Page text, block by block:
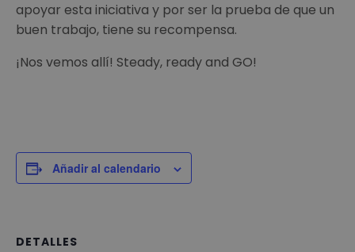
apoyar esta iniciativa y por ser la prueba de que un
buen trabajo, tiene su recompensa.
¡Nos vemos allí! Steady, ready and GO!
Añadir al calendario
DETALLES